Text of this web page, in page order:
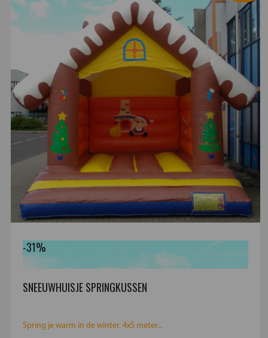
-31%
SNEEUWHUISJE SPRINGKUSSEN
Spring je warm in de winter. 4x5 meter...